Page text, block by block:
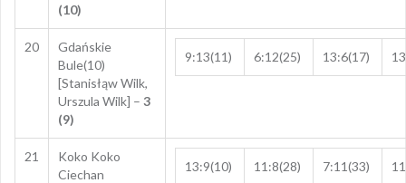
(10)
20
Gdańskie
Bule(10)
[Stanisłąw Wilk,
Urszula Wilk] – 3
(9)
9:13(11) 6:12(25) 13:6(17)
21
Koko Koko
Ciechan
13:9(10) 11:8(28) 7:11(33)